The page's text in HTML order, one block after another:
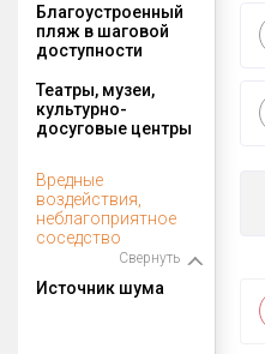
Благоустроенный
пляж в шаговой
доступности
Театры, музеи,
культурно-
досуговые центры
Вредные
воздействия,
неблагоприятное
соседство
Свернуть
Источник шума